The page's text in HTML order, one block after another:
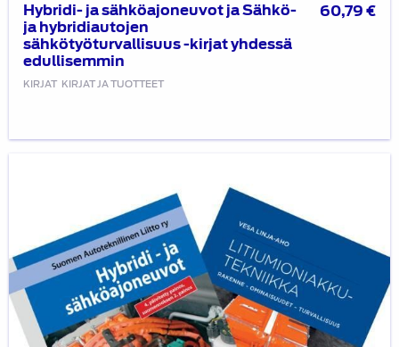
Hybridi- ja sähköajoneuvot ja Sähkö-
ja hybridiautojen
sähkötyöturvallisuus -kirjat yhdessä
edullisemmin
KIRJAT KIRJAT JA TUOTTEET
60,79€
sähköajoneuvot
-
kirjat
yhdessä
edullisemmin